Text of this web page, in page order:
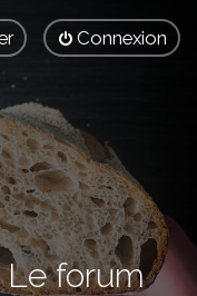
Connexion
Le forum